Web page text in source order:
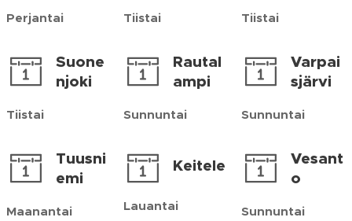
Perjantai Tiistai Tiistai
Suone
njoki
Tiistai
Rautal
ampi
Sunnuntai
Varpai
sjärvi
Sunnuntai
Tuusni
emi
Maanantai
Keitele
Lauantai
Vesant
o
Sunnuntai